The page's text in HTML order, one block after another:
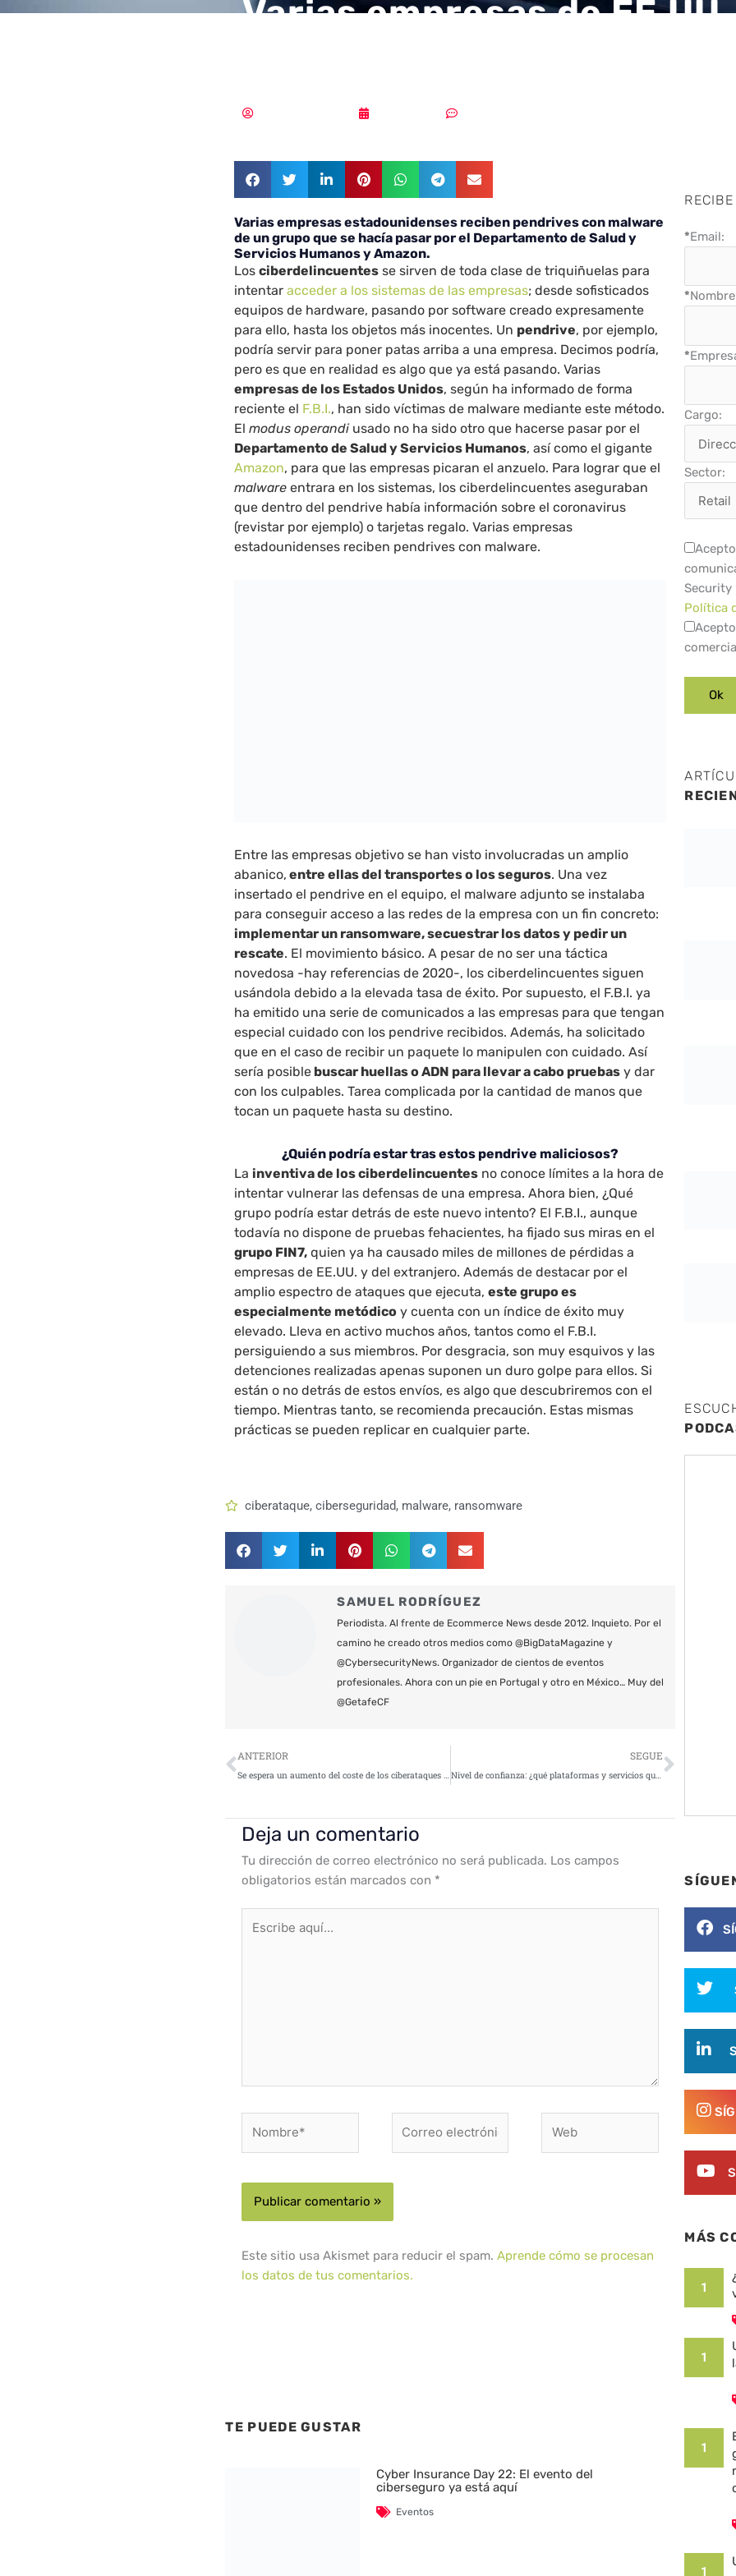
Varias empresas de EE.UU.
Varias empresas estadounidenses reciben pendrives con malware
de un grupo que se hacía pasar por el Departamento de Salud y
Servicios Humanos y Amazon.
Losciberdelincuentes se sirven de toda clase de triquiñuelas para
intentaracceder a los sistemas de las empresas; desde sofisticados
equipos de hardware, pasando por software creado expresamente
para ello, hasta los objetos más inocentes. Un pendrive, por ejemplo,
podría servir para poner patas arriba a una empresa. Decimos podría,
pero es que en realidad es algo que ya está pasando. Varias
empresas de los Estados Unidos, según ha informado de forma
reciente el F.B.I., han sido víctimas de malware mediante este método.
Elmodus operandi usado no ha sido otro que hacerse pasar por el
Departamento de Salud y Servicios Humanos, así como el gigante
Amazon, para que las empresas picaran el anzuelo. Para lograr que el
malware entrara en los sistemas, los ciberdelincuentes aseguraban
que dentro del pendrive había información sobre el coronavirus
(revistar por ejemplo) o tarjetas regalo. Varias empresas
estadounidenses reciben pendrives con malware.
Entre las empresas objetivo se han visto involucradas un amplio
abanico, entre ellas del transportes o los seguros. Una vez
insertado el pendrive en el equipo, el malware adjunto se instalaba
para conseguir acceso a las redes de la empresa con un fin concreto:
implementar un ransomware, secuestrar los datos y pedir un
rescate. El movimiento básico. A pesar de no ser una táctica
novedosa -hay referencias de 2020-, los ciberdelincuentes siguen
usándola debido a la elevada tasa de éxito. Por supuesto, el F.B.I. ya
ha emitido una serie de comunicados a las empresas para que tengan
especial cuidado con los pendrive recibidos. Además, ha solicitado
que en el caso de recibir un paquete lo manipulen con cuidado. Así
sería posible buscar huellas o ADN para llevar a cabo pruebas y dar
con los culpables. Tarea complicada por la cantidad de manos que
tocan un paquete hasta su destino.
¿Quién podría estar tras estos pendrive maliciosos?
La inventiva de los ciberdelincuentes no conoce límites a la hora de
intentar vulnerar las defensas de una empresa. Ahora bien, ¿Qué
grupo podría estar detrás de este nuevo intento? El F.B.I., aunque
todavía no dispone de pruebas fehacientes, ha fijado sus miras en el
grupo FIN7, quien ya ha causado miles de millones de pérdidas a
empresas de EE.UU. y del extranjero. Además de destacar por el
amplio espectro de ataques que ejecuta,este grupo es
especialmente metódico y cuenta con un índice de éxito muy
elevado. Lleva en activo muchos años, tantos como el F.B.I.
persiguiendo a sus miembros. Por desgracia, son muy esquivos y las
detenciones realizadas apenas suponen un duro golpe para ellos. Si
están o no detrás de estos envíos, es algo que descubriremos con el
tiempo. Mientras tanto, se recomienda precaución. Estas mismas
prácticas se pueden replicar en cualquier parte.
ciberataque,ciberseguridad, malware, ransomware
SAMUEL RODRÍGUEZ
Periodista. Al frente de Ecommerce News desde 2012. Inquieto. Por el
camino he creado otros medios como @BigDataMagazine y
@CybersecurityNews. Organizador de cientos de eventos
profesionales. Ahora con un pie en Portugal y otro en México… Muy del
@GetafeCF
Ant
ANTERIOR SEGUE
Nivel de confianza: ¿qué plataformas y servicios quieren proteger los usuarios?
Deja un comentario
Tu dirección de correo electrónico no será publicada. Los campos
obligatorios están marcados con *
aquí...
electrónico*
Este sitio usa Akismet para reducir el spam.Aprende cómo se procesan
los datos de tus comentarios.
TE PUEDE GUSTAR
Cyber Insurance Day 22: El evento del
ciberseguro ya está aquí
Eventos
*Email:
*
*
Cargo:
Sector:
Security
Política
MÁS
1
1
1
1